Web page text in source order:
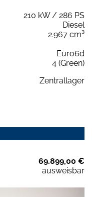
210 kW / 286 PS
Diesel
2.967 cm³
Euro6d
4 (Green)
Zentrallager
69.899,00 €
ausweisbar